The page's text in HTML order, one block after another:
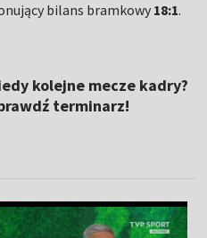
bilans bramkowy 18:1.
kolejne mecze kadry?
terminarz!